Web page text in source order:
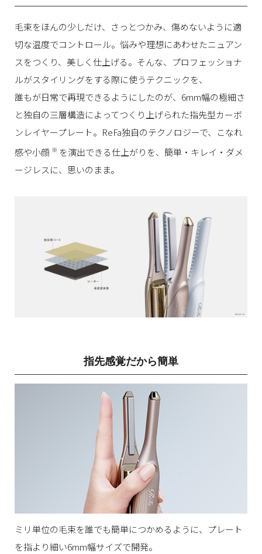
毛束をほんの少しだけ、さっとつかみ、傷めないように適
切な温度でコントロール。 悩みや理想にあわせたニュアン
スをつくり、美しく仕上げる。 そんな、プロフェッショナ
ルがスタイリングをする際に使うテクニックを、
誰もが日常で再現できるようにしたのが、 6mm幅の極細さ
と独自の三層構造によってつくり上げられた指先型カーボ
ンレイヤープレート。 ReFa独自のテクノロジーで、こなれ
感や小顔 ※ を演出できる仕上がりを、 簡単・キレイ・ダメ
ージレスに、思いのまま。
指先感覚だから簡単
ミリ単位の毛束を誰でも簡単につかめるように、プレート
を指より細い6mm幅サイズで開発。